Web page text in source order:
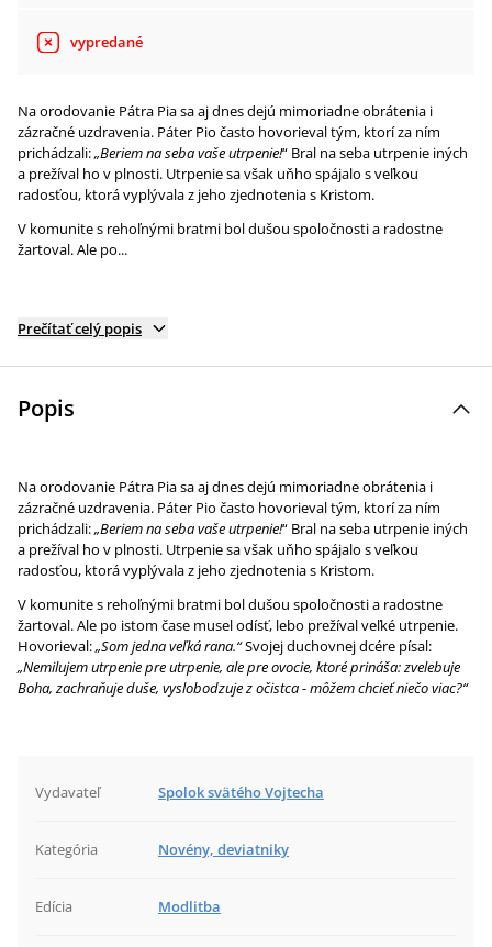
vypredané
Na orodovanie Pátra Pia sa aj dnes dejú mimoriadne obrátenia i
zázračné uzdravenia. Páter Pio často hovorieval tým, ktorí za ním
prichádzali:„Beriem na seba vaše utrpenie!“ Bral na seba utrpenie iných
a prežíval ho v plnosti. Utrpenie sa však uňho spájalo s veľkou
radosťou, ktorá vyplývala z jeho zjednotenia s Kristom.
V komunite s rehoľnými bratmi bol dušou spoločnosti a radostne
žartoval. Ale po...
Prečítať celý popis
Popis
Na orodovanie Pátra Pia sa aj dnes dejú mimoriadne obrátenia i
zázračné uzdravenia. Páter Pio často hovorieval tým, ktorí za ním
prichádzali:„Beriem na seba vaše utrpenie!“ Bral na seba utrpenie iných
a prežíval ho v plnosti. Utrpenie sa však uňho spájalo s veľkou
radosťou, ktorá vyplývala z jeho zjednotenia s Kristom.
V komunite s rehoľnými bratmi bol dušou spoločnosti a radostne
žartoval. Ale po istom čase musel odísť, lebo prežíval veľké utrpenie.
Hovorieval:„Som jedna veľká rana.“Svojej duchovnej dcére písal:
„Nemilujem utrpenie pre utrpenie, ale pre ovocie, ktoré prináša: zvelebuje
Boha, zachraňuje duše, vyslobodzuje z očistca - môžem chcieť niečo viac?“
Vydavateľ Spolok svätého Vojtecha
Kategória Novény, deviatniky
Edícia Modlitba